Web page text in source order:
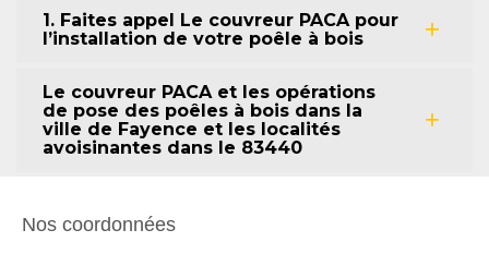
1. Faites appel Le couvreur PACA pour
l’installation de votre poêle à bois
Le couvreur PACA et les opérations
de pose des poêles à bois dans la
ville de Fayence et les localités
avoisinantes dans le 83440
Nos coordonnées